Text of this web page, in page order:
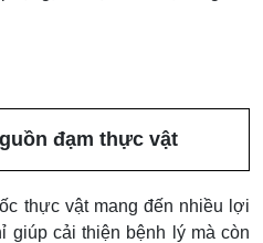
đạm thực vật
thực vật mang đến nhiều lợi
giúp cải thiện bệnh lý mà còn